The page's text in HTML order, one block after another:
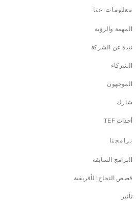
معلومات عنا
المهمة والرؤية
نبذة عن الشركة
الشركاء
الموجهون
شارك
أحداث TEF
برامجنا
البرامج السابقة
قصص النجاح الأفريقية
تأثير